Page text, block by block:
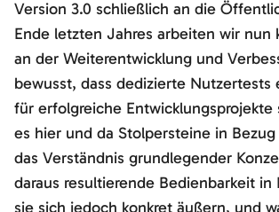
Version 3.0 schließlich an die
Ende letzten Jahres arbeiten wir nun
an der Weiterentwicklung und
bewusst, dass dedizierte Nutzertests
für erfolgreiche
es hier und da Stolpersteine in
das Verständnis grundlegender
daraus resultierende Bedienbarkeit
sie sich jedoch konkret äußern, und